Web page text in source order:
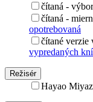
čítaná -
čítaná -
opotrebovaná
čítané
vypredaných
Režisér
Hayao